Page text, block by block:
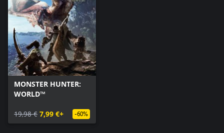
MONSTER HUNTER:
WORLD™
19,98 € 7,99 €+ -60%